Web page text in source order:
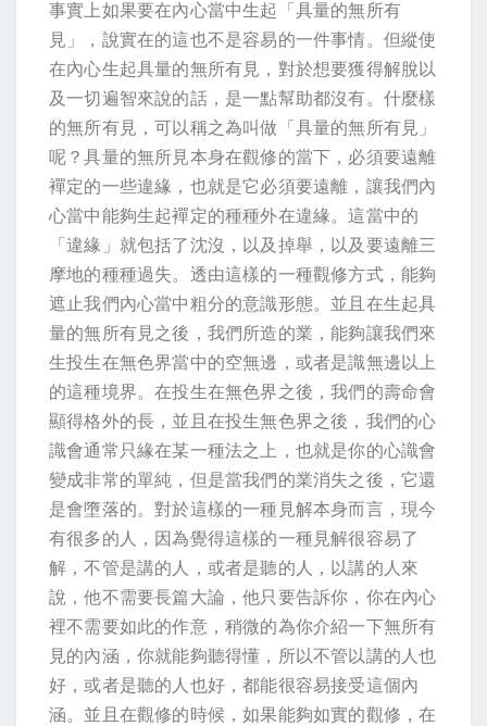
事實上如果要在內心當中生起「具量的無所有
見」，說實在的這也不是容易的一件事情。但縱使
在內心生起具量的無所有見，對於想要獲得解脫以
及一切遍智來說的話，是一點幫助都沒有。什麼樣
的無所有見，可以稱之為叫做「具量的無所有見」
呢？具量的無所見本身在觀修的當下，必須要遠離
襌定的一些違緣，也就是它必須要遠離，讓我們內
心當中能夠生起襌定的種種外在違緣。這當中的
「違緣」就包括了沈沒，以及掉舉，以及要遠離三
摩地的種種過失。透由這樣的一種觀修方式，能夠
遮止我們內心當中粗分的意識形態。並且在生起具
量的無所有見之後，我們所造的業，能夠讓我們來
生投生在無色界當中的空無邊，或者是識無邊以上
的這種境界。在投生在無色界之後，我們的壽命會
顯得格外的長，並且在投生無色界之後，我們的心
識會通常只緣在某一種法之上，也就是你的心識會
變成非常的單純，但是當我們的業消失之後，它還
是會墮落的。對於這樣的一種見解本身而言，現今
有很多的人，因為覺得這樣的一種見解很容易了
解，不管是講的人，或者是聽的人，以講的人來
說，他不需要長篇大論，他只要告訴你，你在內心
裡不需要如此的作意，稍微的為你介紹一下無所有
見的內涵，你就能夠聽得懂，所以不管以講的人也
好，或者是聽的人也好，都能很容易接受這個內
涵。並且在觀修的時候，如果能夠如實的觀修，在